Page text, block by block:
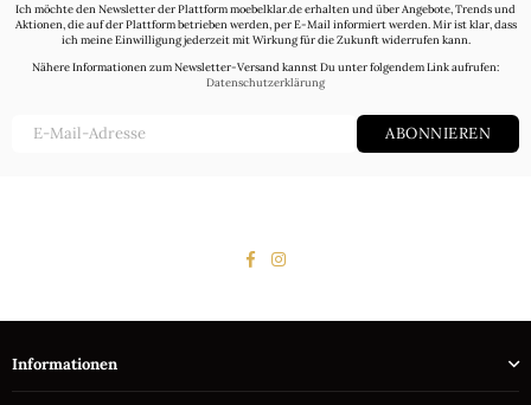
Ich möchte den Newsletter der Plattform moebelklar.de erhalten und über Angebote, Trends und
Aktionen, die auf der Plattform betrieben werden, per E-Mail informiert werden. Mir ist klar, dass
ich meine Einwilligung jederzeit mit Wirkung für die Zukunft widerrufen kann.
Nähere Informationen zum Newsletter-Versand kannst Du unter folgendem Link aufrufen:
Datenschutzerklärung
ABONNIEREN
FacebookInstagram
Informationen